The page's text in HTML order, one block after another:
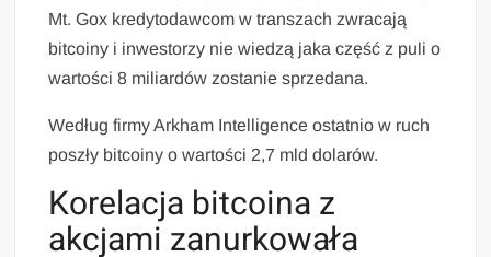
Mt. Gox kredytodawcom w transzach zwracają
bitcoiny i inwestorzy nie wiedzą jaka część z puli o
wartości 8 miliardów zostanie sprzedana.
Według firmy Arkham Intelligence ostatnio w ruch
poszły bitcoiny o wartości 2,7 mld dolarów.
Korelacja bitcoina z
akcjami zanurkowała